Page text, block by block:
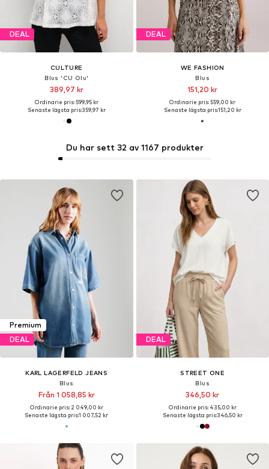
DEAL
CULTURE
Blus 'CU Olu'
389,97 kr
Ordinarie pris: 599,95 kr
Senaste lägsta pris:359,97 kr
DEAL
WE FASHION
Blus
151,20 kr
Ordinarie pris: 559,00 kr
Senaste lägsta pris:151,20 kr
Premium
DEAL
KARL LAGERFELD JEANS
Blus
Från 1 058,85 kr
Ordinarie pris: 2 049,00 kr
Senaste lägsta pris:1 007,52 kr
Du har sett 32 av 1167 produkter
DEAL
STREET ONE
Blus
346,50 kr
Ordinarie pris: 435,00 kr
Senaste lägsta pris:346,50 kr